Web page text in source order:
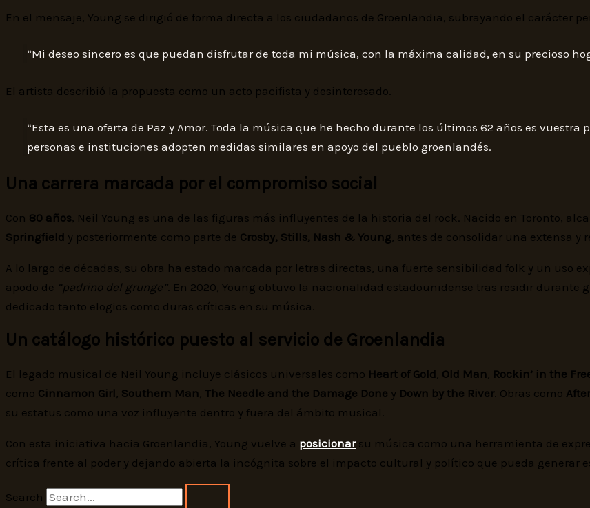
En el mensaje, Young se dirigió de forma directa a los ciudadanos de Groenlandia, subrayando el carácter
“Mi deseo sincero es que puedan disfrutar de toda mi música, con la máxima calidad, en su precioso
El artista describió la propuesta como un acto pacifista y desinteresado.
“Esta es una oferta de Paz y Amor. Toda la música que he hecho durante los últimos 62 años es
personas e instituciones adopten medidas similares en apoyo del pueblo groenlandés.
Una carrera marcada por el compromiso social
Con 80 años, Neil Young es una de las figuras más influyentes de la historia del rock. Nacido en Toronto,
Springfield y posteriormente como parte de Crosby, Stills, Nash & Young, antes de consolidar una extensa y
A lo largo de décadas, su obra ha estado marcada por letras directas, una fuerte sensibilidad folk y un uso
apodo de “padrino del grunge”. En 2020, Young obtuvo la nacionalidad estadounidense tras residir durante
dedicado tanto elogios como duras críticas en su música.
Un catálogo histórico puesto al servicio de Groenlandia
El legado musical de Neil Young incluye clásicos universales como Heart of Gold, Old Man, Rockin’ in the
como Cinnamon Girl, Southern Man, The Needle and the Damage Done y Down by the River. Obras como
su estatus como una voz influyente dentro y fuera del ámbito musical.
Con esta iniciativa hacia Groenlandia, Young vuelve a posicionarsu música como una herramienta de
crítica frente al poder y dejando abierta la incógnita sobre el impacto cultural y político que pueda generar
Search